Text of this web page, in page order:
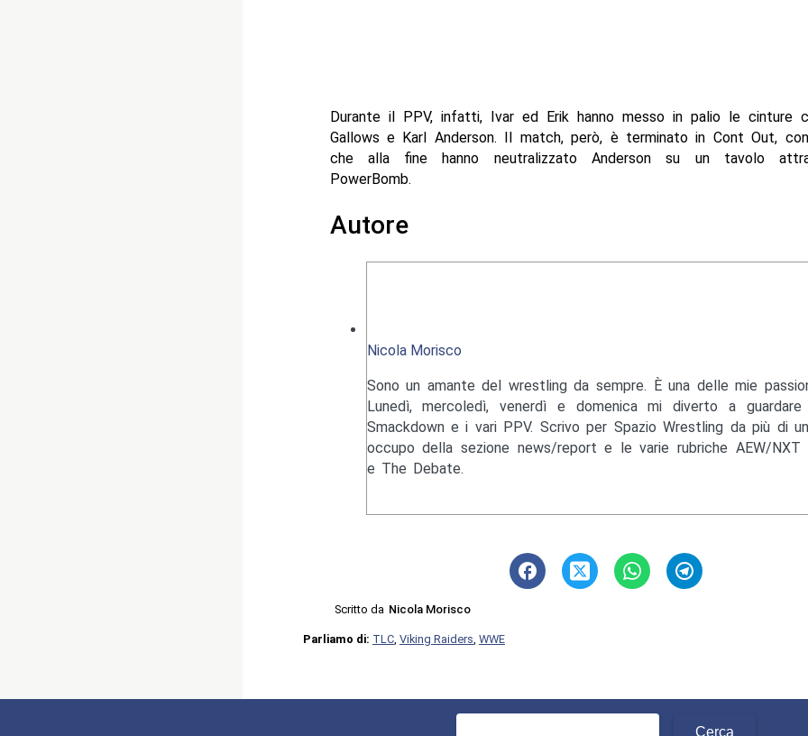
Durante il PPV, infatti, Ivar ed Erik hanno messo in palio le cinture
Gallows e Karl Anderson. Il match, però, è terminato in Cont Out,
che alla fine hanno neutralizzato Anderson su un tavolo
PowerBomb.
Autore
Nicola Morisco
Sono un amante del wrestling da sempre. È una delle mie
Lunedì, mercoledì, venerdì e domenica mi diverto a guardare
Smackdown e i vari PPV. Scrivo per Spazio Wrestling da più di
occupo della sezione news/report e le varie rubriche AEW/NXT
e The Debate.
Scritto da Nicola Morisco
Parliamo di: TLC, Viking Raiders, WWE
Ricerca